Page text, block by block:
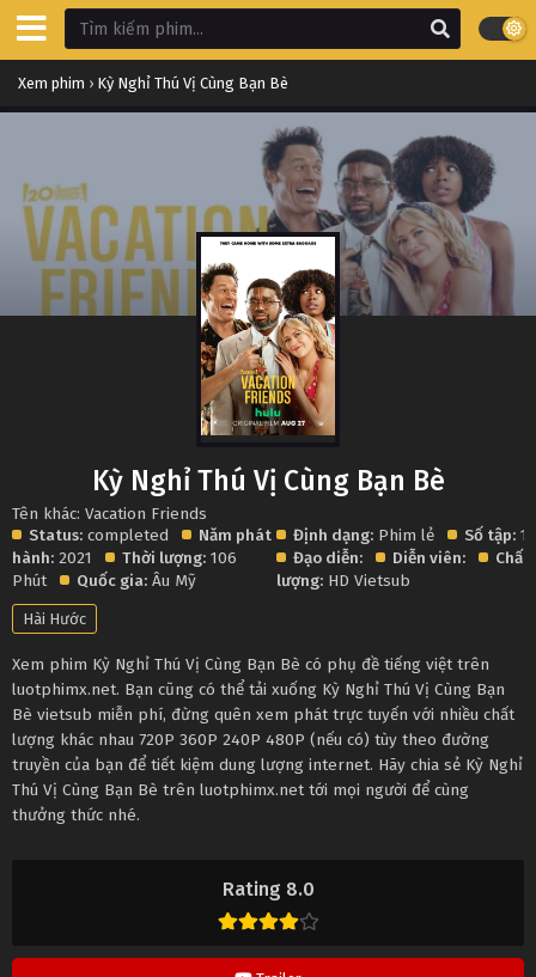
Xem phim › Kỳ Nghỉ Thú Vị Cùng Bạn Bè
Rating 8.0
Kỳ Nghỉ Thú Vị Cùng Bạn Bè
Tên khác: Vacation Friends
Status: completed
Năm phát
hành: 2021 Thời lượng: 106
Phút
Quốc gia: Âu Mỹ
Định dạng: Phim lẻ Số tập: 1
Đạo diễn:
Diễn viên:
Chất
lượng: HD Vietsub
Hài Hước
Xem phim Kỳ Nghỉ Thú Vị Cùng Bạn Bè có phụ đề tiếng việt trên
luotphimx.net. Bạn cũng có thể tải xuống Kỳ Nghỉ Thú Vị Cùng Bạn
Bè vietsub miễn phí, đừng quên xem phát trực tuyến với nhiều chất
lượng khác nhau 720P 360P 240P 480P (nếu có) tùy theo đường
truyền của bạn để tiết kiệm dung lượng internet. Hãy chia sẻ Kỳ Nghỉ
Thú Vị Cùng Bạn Bè trên luotphimx.net tới mọi người để cùng
thưởng thức nhé.